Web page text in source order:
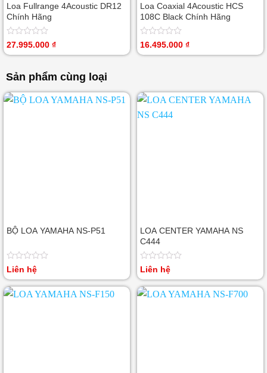
Loa Fullrange 4Acoustic DR12
Chính Hãng
Được
5
27.995.000 ₫
Loa Coaxial 4Acoustic HCS
108C Black Chính Hãng
Được
16.495.000 ₫
Sản phẩm cùng loại
BỘ LOA YAMAHA NS-P51
Được
hạng
0
Liên hệ
LOA CENTER YAMAHA NS
C444
Được
hạng
0
Liên hệ